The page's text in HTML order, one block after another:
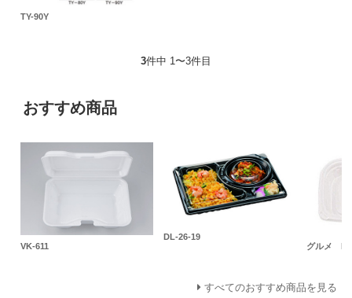
TY-90Y
3件中 1〜3件目
おすすめ商品
VK-611
DL-26-19
グルメ
すべてのおすすめ商品を見る